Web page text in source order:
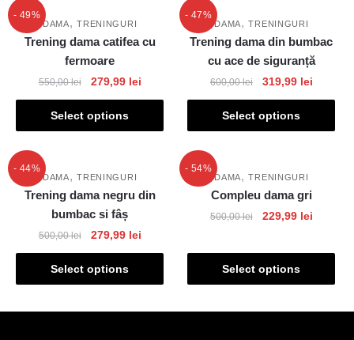
- 49%
DAMA,TRENINGURI
Trening dama catifea cu
fermoare
550,00lei 279,99 lei
Select options
- 47%
DAMA,TRENINGURI
Trening dama din bumbac
cu ace de siguranță
600,00lei 319,99 lei
Select options
- 44%
DAMA,TRENINGURI
Trening dama negru din
bumbac si fâș
500,00lei 279,99 lei
Select options
- 54%
DAMA,TRENINGURI
Compleu dama gri
500,00lei 229,99 lei
Select options